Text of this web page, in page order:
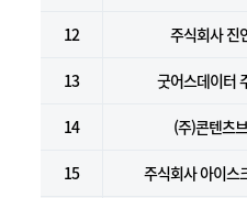
12 주식회사 진
13 굿어스데이터
14 (주)콘텐츠
15 주식회사 아이스